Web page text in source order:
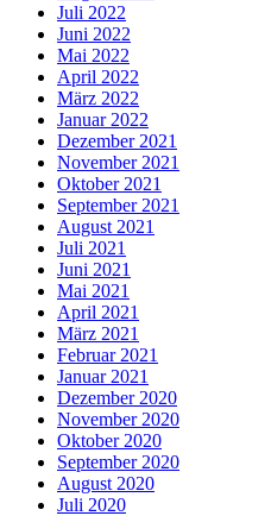
Juli 2022
Juni 2022
Mai 2022
April 2022
März 2022
Januar 2022
Dezember 2021
November 2021
Oktober 2021
September 2021
August 2021
Juli 2021
Juni 2021
Mai 2021
April 2021
März 2021
Februar 2021
Januar 2021
Dezember 2020
November 2020
Oktober 2020
September 2020
August 2020
Juli 2020